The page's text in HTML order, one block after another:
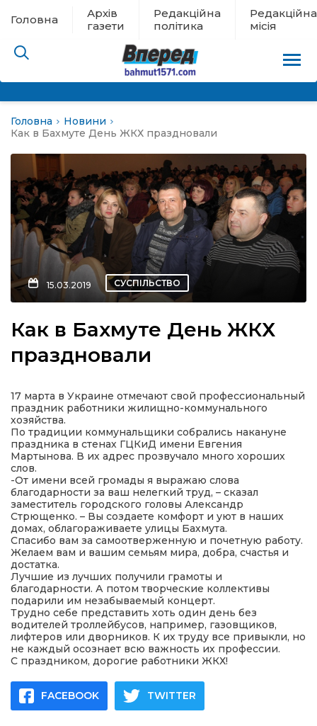
Головна
Архів
газети
Редакційна
політика
Редакційна
місія
евакуації
новини
політика
місія
Головна
Новини
Как в Бахмуте День ЖКХ праздновали
15.03.2019 СУСПІЛЬСТВО
Как в Бахмуте День ЖКХ
праздновали
17 марта в Украине отмечают свой профессиональный
праздник работники жилищно-коммунального
хозяйства.
По традиции коммунальщики собрались накануне
праздника в стенах ГЦКиД имени Евгения
Мартынова. В их адрес прозвучало много хороших
слов.
-От имени всей громады я выражаю слова
благодарности за ваш нелегкий труд, – сказал
заместитель городского головы Александр
Стрющенко. – Вы создаете комфорт и уют в наших
домах, облагораживаете улицы Бахмута.
Спасибо вам за самоотверженную и почетную работу.
Желаем вам и вашим семьям мира, добра, счастья и
достатка.
Лучшие из лучших получили грамоты и
благодарности. А потом творческие коллективы
подарили им незабываемый концерт.
Трудно себе представить хоть один день без
водителей троллейбусов, например, газовщиков,
лифтеров или дворников. К их труду все привыкли, но
не каждый осознает всю важность их профессии.
С праздником, дорогие работники ЖКХ!
FACEBOOK TWITTER